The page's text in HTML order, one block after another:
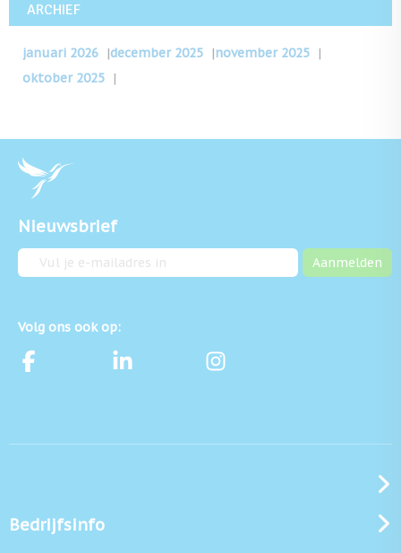
ARCHIEF
januari 2026 |december 2025 |november 2025 |
oktober 2025 |
Nieuwsbrief
E-mailadres Aanmelden
Volg ons ook op:
Bedrijfsinfo